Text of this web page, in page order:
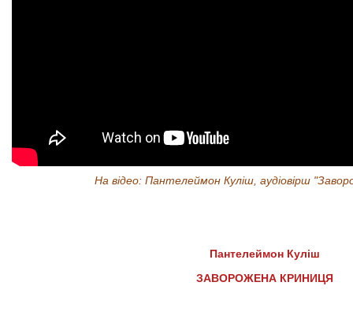
На відео: Пантелеймон Куліш, аудіовірш
Пантелеймон Куліш
ЗАВОРОЖЕНА КРИНИЦЯ